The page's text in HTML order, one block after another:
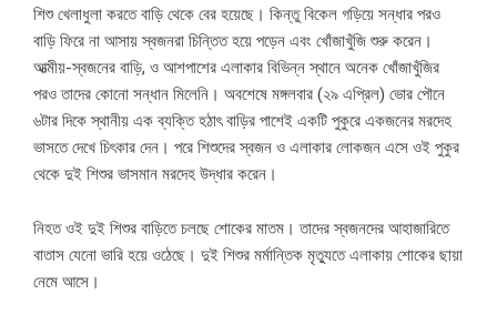
শিশু খেলাধুলা করতে বাড়ি থেকে বের হয়েছে। কিন্তু বিকেল গড়িয়ে সন্ধার পরও
বাড়ি ফিরে না আসায় স্বজনরা চিন্তিত হয়ে পড়েন এবং খোঁজাখুঁজি শুরু করেন।
আত্মীয়-স্বজনের বাড়ি, ও আশপাশের এলাকার বিভিন্ন স্থানে অনেক খোঁজাখুঁজির
পরও তাদের কোনো সন্ধান মিলেনি। অবশেষে মঙ্গলবার (২৯ এপ্রিল) ভোর পৌনে
৬টার দিকে স্থানীয় এক ব্যক্তি হঠাৎ বাড়ির পাশেই একটি পুকুরে একজনের মরদেহ
ভাসতে দেখে চিৎকার দেন। পরে শিশুদের স্বজন ও এলাকার লোকজন এসে ওই পুকুর
থেকে দুই শিশুর ভাসমান মরদেহ উদ্ধার করেন।
নিহত ওই দুই শিশুর বাড়িতে চলছে শোকের মাতম। তাদের স্বজনদের আহাজারিতে
বাতাস যেনো ভারি হয়ে ওঠেছে। দুই শিশুর মর্মান্তিক মৃত্যুতে এলাকায় শোকের ছায়া
নেমে আসে।